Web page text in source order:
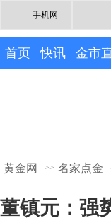
手机网
首页 快讯 金市
黄金网 >> 名家点金
董镇元：强